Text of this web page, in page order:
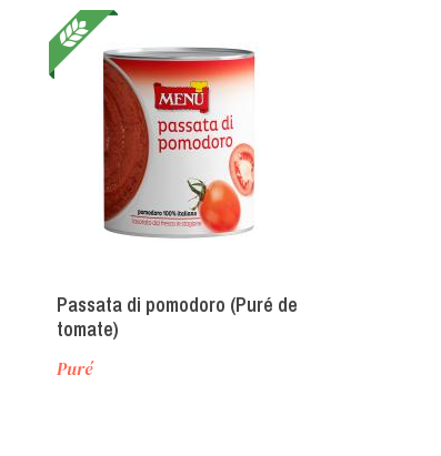
Passata di pomodoro (Puré de
tomate)
Puré